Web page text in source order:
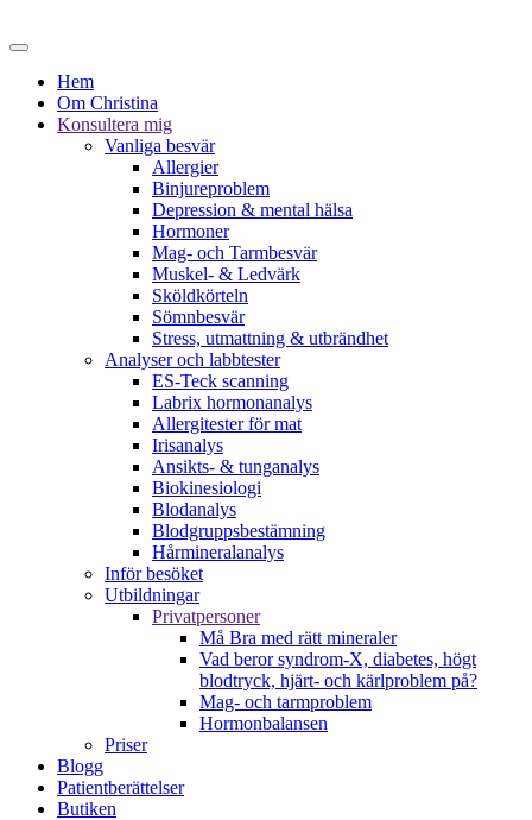
Hem
Om Christina
Konsultera mig
Vanliga besvär
Allergier
Binjureproblem
Depression & mental hälsa
Hormoner
Mag- och Tarmbesvär
Muskel- & Ledvärk
Sköldkörteln
Sömnbesvär
Stress, utmattning & utbrändhet
Analyser och labbtester
ES-Teck scanning
Labrix hormonanalys
Allergitester för mat
Irisanalys
Ansikts- & tunganalys
Biokinesiologi
Blodanalys
Blodgruppsbestämning
Hårmineralanalys
Inför besöket
Utbildningar
Privatpersoner
Må Bra med rätt mineraler
Vad beror syndrom-X, diabetes, högt
blodtryck, hjärt- och kärlproblem på?
Mag- och tarmproblem
Hormonbalansen
Priser
Blogg
Patientberättelser
Butiken